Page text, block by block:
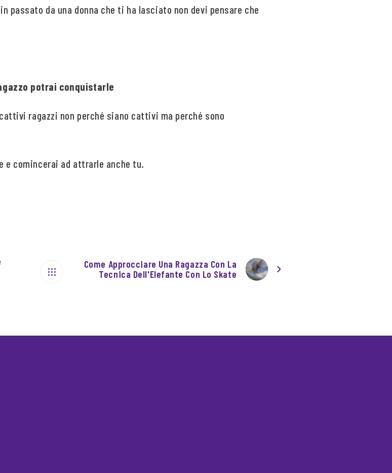
passato da una donna che ti ha lasciato non devi pensare che
potrai conquistarle
ragazzi non perché siano cattivi ma perché sono
e comincerai ad attrarle anche tu.
Come Approcciare Una Ragazza Con La
Tecnica Dell'Elefante Con Lo Skate